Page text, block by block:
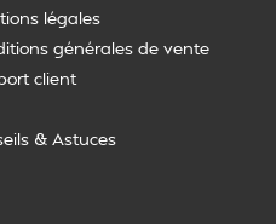
légales
générales de vente
client
& Astuces